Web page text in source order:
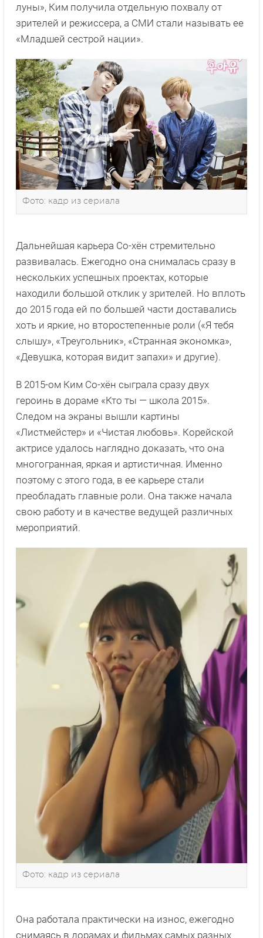
луны», Ким получила отдельную похвалу от
зрителей и режиссера, а СМИ стали называть ее
«Младшей сестрой нации».
Фото: кадр из сериала
Дальнейшая карьера Со-хён стремительно
развивалась. Ежегодно она снималась сразу в
нескольких успешных проектах, которые
находили большой отклик у зрителей. Но вплоть
до 2015 года ей по большей части доставались
хоть и яркие, но второстепенные роли («Я тебя
слышу», «Треугольник», «Странная экономка»,
«Девушка, которая видит запахи» и другие).
В 2015-ом Ким Со-хён сыграла сразу двух
героинь в дораме «Кто ты — школа 2015».
Следом на экраны вышли картины
«Листмейстер» и «Чистая любовь». Корейской
актрисе удалось наглядно доказать, что она
многогранная, яркая и артистичная. Именно
поэтому с этого года, в ее карьере стали
преобладать главные роли. Она также начала
свою работу и в качестве ведущей различных
мероприятий.
Фото: кадр из сериала
Она работала практически на износ, ежегодно
снимаясь в дорамах и фильмах самых разных